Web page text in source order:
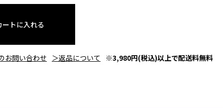
ートに入れる
お問い合わせ ＞返品について ※3,980円(税込)以上で配送料無料